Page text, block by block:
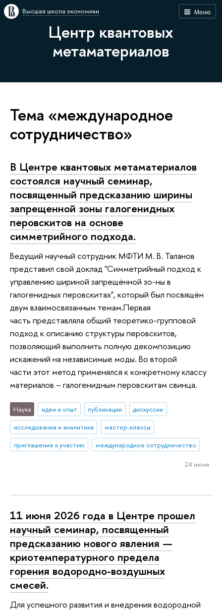
Меню
Высшая школа экономики
Центр квантовых
метаматериалов
Тема «международное
сотрудничество»
В Центре квантовых метаматериалов
состоялся научный семинар,
посвященный предсказанию ширины
запрещенной зоны галогенидных
перовскитов на основе
симметрийного подхода.
Ведущий научный сотрудник МФТИ М. В. Таланов
представил свой доклад "Симметрийный подход к
управлению шириной запрещённой зо-ны в
галогенидных перовскитах", который был посвящён
двум взаимосвязанным темам.Первая
часть представляла общий теоретико-групповой
подход к описанию структуры перовскитов,
позволяющий выполнить полную декомпозицию
искажений на независимые моды. Во второй
части этот метод применялся к конкретному классу
материалов – галогенидным перовскитам свинца.
Наука идеи и опыт публикации
дискуссии
исследования и аналитика
мастер-классы
приглашение к участию
международное сотрудничество
24 июня
11 июня 2026 года в Центре прошел
научный семинар, посвященный
предсказанию нового явления —
криотемпературного предела
горения водородно-воздушных
смесей.
Для успешного развития и внедрения водородной